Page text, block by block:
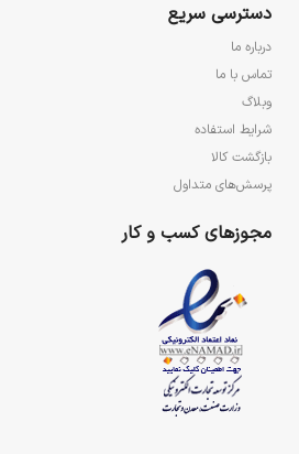
دسترسی سریع
درباره ما
تماس با ما
وبلاگ
شرایط استفاده
بازگشت کالا
پرسش‌های متداول
مجوزهای کسب و کار